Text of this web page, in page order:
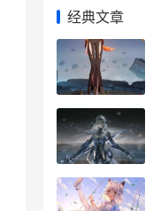
经典文章